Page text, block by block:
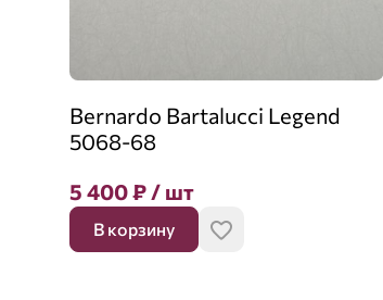
Bernardo Bartalucci Legend
5068-68
5 400₽/ шт
В корзину